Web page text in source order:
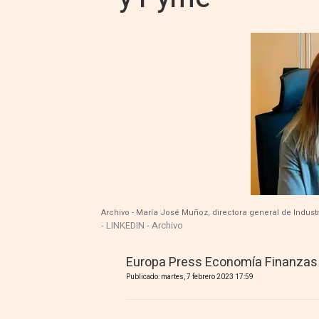
Archivo - María José Muñoz, directora general de
- LINKEDIN - Archivo
Europa Press Economía Finanzas
Publicado: martes, 7 febrero 2023 17:59